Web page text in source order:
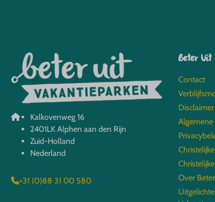
Kalkovenweg 16
2401LK Alphen aan den Rijn
Zuid-Holland
Nederland
+31 (0)88 31 00 580
Beter
Contact
Over